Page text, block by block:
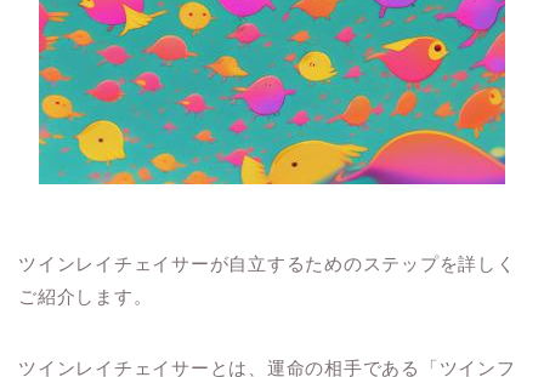
ツインレイチェイサーが自立するためのステップを詳しく
ご紹介します。
ツインレイチェイサーとは、運命の相手である「ツインフ